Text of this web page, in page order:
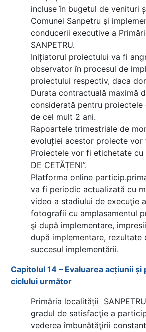
incluse în bugetul de venituri
Comunei Sanpetru și
conducerii executive a
SANPETRU.
Inițiatorul proiectului va fi
observator în procesul de
proiectului respectiv, daca
Durata contractuală maximă
considerată pentru
de cel mult 2 ani.
Rapoartele trimestriale de
evoluției acestor proiecte vor
Proiectele vor fi etichetate cu
DE CETĂȚENI”.
Platforma online
va fi periodic actualizată cu
video a stadiului de execuţie
fotografii cu amplasamentul
şi după implementare,
după implementare, rezultate
succesul implementării.
Capitolul 14 – Evaluarea acțiunii
ciclului următor
Primăria localității
gradul de satisfacţie a
vederea îmbunătăţirii